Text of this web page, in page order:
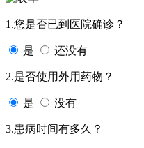
1.您是否已到医院确诊？
是 还没有
2.是否使用外用药物？
是 没有
3.患病时间有多久？